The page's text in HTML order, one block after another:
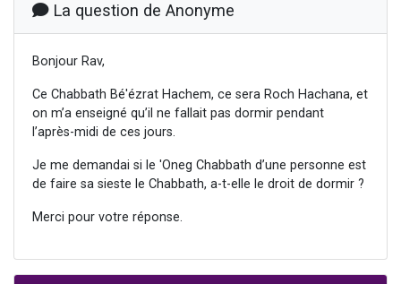
La question de Anonyme
Bonjour Rav,
Ce Chabbath Bé'ézrat Hachem, ce sera Roch Hachana, et
on m’a enseigné qu’il ne fallait pas dormir pendant
l’après-midi de ces jours.
Je me demandai si le 'Oneg Chabbath d’une personne est
de faire sa sieste le Chabbath, a-t-elle le droit de dormir ?
Merci pour votre réponse.